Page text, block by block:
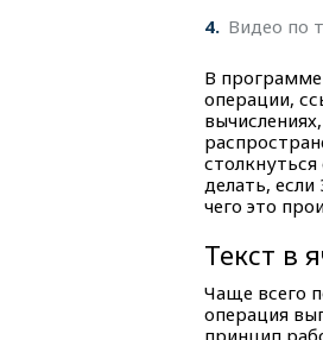
4 Видео по
В программе
операции,
делать,
чего это
Текст в
Чаще всего
операция
принцип